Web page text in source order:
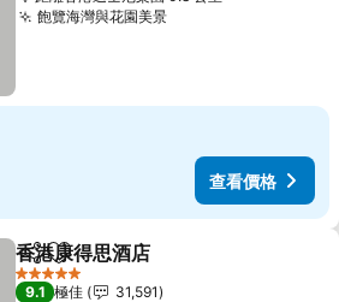
飽覽海灣與花園美景
查看價格
分享 放到收藏夾
香港康得思酒店
5 星級
9.1 極佳
31,591